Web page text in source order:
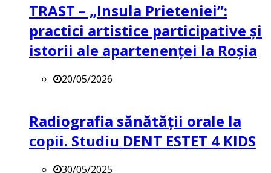
TRAST – „Insula Prieteniei”:
practici artistice participative și
istorii ale apartenenței la Roșia
20/05/2026
Radiografia sănătății orale la
copii. Studiu DENT ESTET 4 KIDS
30/05/2025